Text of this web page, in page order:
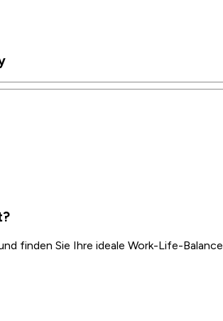
finden Sie Ihre ideale Work-Life-Balance.